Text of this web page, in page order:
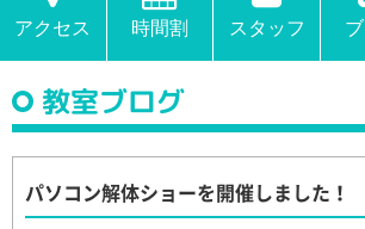
アクセス 時間割 スタッフ
教室ブログ
パソコン解体ショーを開催しました！